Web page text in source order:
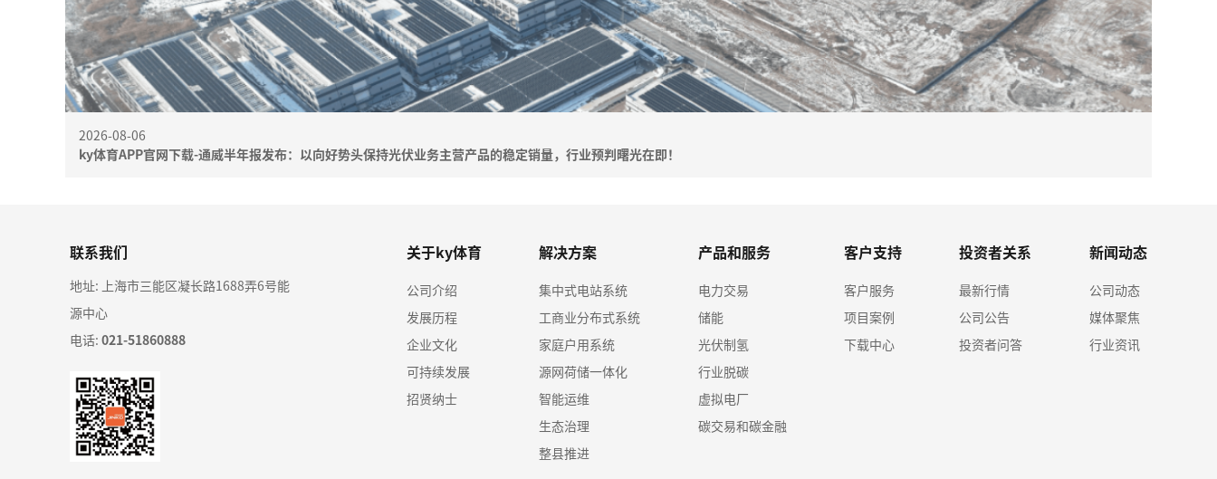
2026-08-06
ky体育APP官网下载-通威半年报发布：以向好势头保持光伏业务主营产品的稳定销量，行业预判曙光在即！
联系我们
地址: 上海市三能区凝长路1688弄6号能
源中心
电话:021-51860888
关于ky体育
公司介绍
发展历程
企业文化
可持续发展
招贤纳士
解决方案
集中式电站系统
工商业分布式系统
家庭户用系统
源网荷储一体化
智能运维
生态治理
整县推进
产品和服务
电力交易
储能
光伏制氢
行业脱碳
虚拟电厂
碳交易和碳金融
客户支持
客户服务
项目案例
下载中心
投资者关系
最新行情
公司公告
投资者问答
新闻动态
公司动态
媒体聚焦
行业资讯